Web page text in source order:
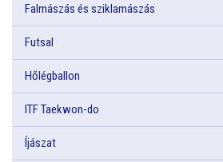
Falmászás és sziklamászás
Futsal
Hőlégballon
ITF Taekwon-do
Íjászat